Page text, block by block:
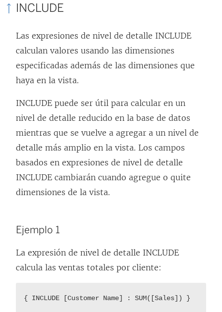
INCLUDE
Las expresiones de nivel de detalle INCLUDE
calculan valores usando las dimensiones
especificadas además de las dimensiones que
haya en la vista.
INCLUDE puede ser útil para calcular en un
nivel de detalle reducido en la base de datos
mientras que se vuelve a agregar a un nivel de
detalle más amplio en la vista. Los campos
basados en expresiones de nivel de detalle
INCLUDE cambiarán cuando agregue o quite
dimensiones de la vista.
Ejemplo 1
La expresión de nivel de detalle INCLUDE
calcula las ventas totales por cliente:
{ INCLUDE [Customer Name] : SUM([Sales]) }